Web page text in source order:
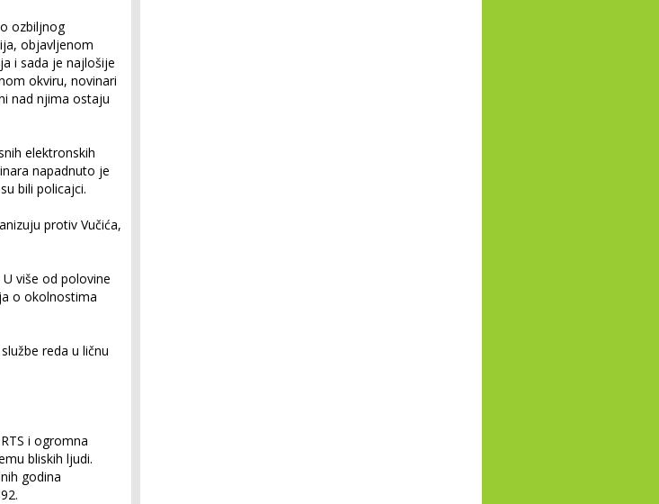
ozbiljnog
objavljenom
i sada je najlošije
okviru, novinari
nad njima ostaju
elektronskih
napadnuto je
bili policajci.
protiv Vučića,
više od polovine
o okolnostima
reda u ličnu
i ogromna
bliskih ljudi.
godina